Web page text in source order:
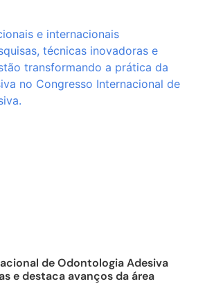
de Odontologia Adesiva
e destaca avanços da área